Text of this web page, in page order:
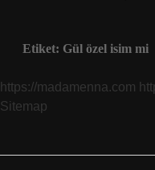
Etiket: Gül özel isim mi
https://madamenna.com
Sitemap